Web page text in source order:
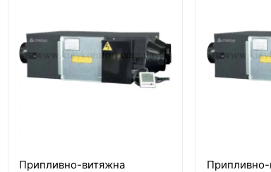
Припливно-витяжна